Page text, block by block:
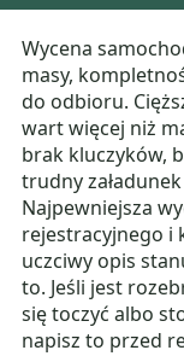
Wycena
masy,
do odbioru.
wart więcej niż
brak kluczyków,
trudny
Najpewniejsza
rejestracyjnego i
uczciwy opis
to. Jeśli jest
się toczyć albo
napisz to przed